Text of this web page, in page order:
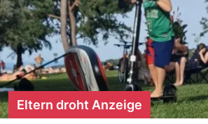
Eltern droht Anzeige